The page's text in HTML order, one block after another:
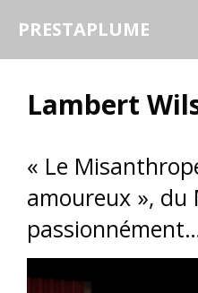
PRESTAPLUME
Lambert
« Le
amoureux », du